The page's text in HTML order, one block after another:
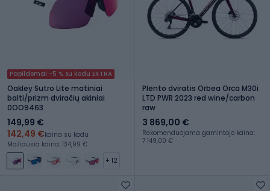
Papildomai -5 % su kodu EXTRA
Oakley Sutro Lite matiniai
balti/prizm dviračių akiniai
0OO9463
149,99 €
142,49 €kaina su kodu
Mažiausia kaina: 134,99 €
+ 12
Plento dviratis Orbea Orca M30i
LTD PWR 2023 red wine/carbon
raw
3 869,00 €
Rekomenduojama gamintojo kaina:
7 149,00 €